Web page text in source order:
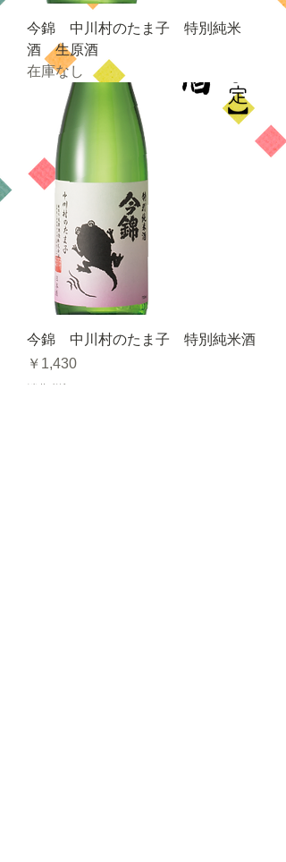
今錦 中川村のたま子 特別純米
酒 生原酒
在庫なし
今錦 中川村のたま子 特別純米酒
価格
￥1,430